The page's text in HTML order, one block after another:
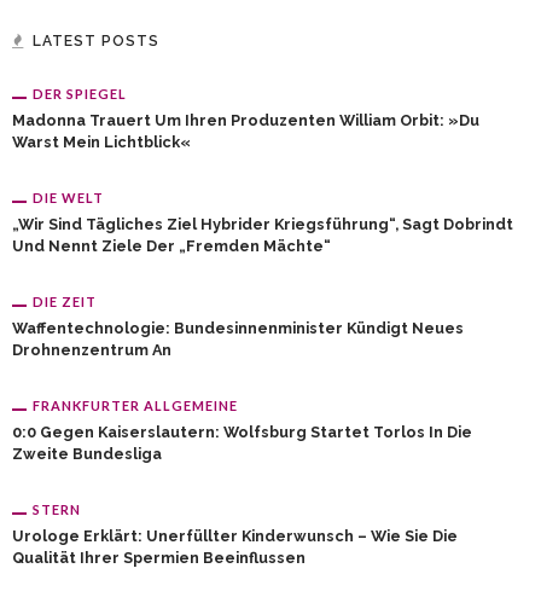
LATEST POSTS
DER SPIEGEL
Madonna Trauert Um Ihren Produzenten William Orbit: »Du
Warst Mein Lichtblick«
DIE WELT
„Wir Sind Tägliches Ziel Hybrider Kriegsführung“, Sagt Dobrindt
Und Nennt Ziele Der „fremden Mächte“
DIE ZEIT
Waffentechnologie: Bundesinnenminister Kündigt Neues
Drohnenzentrum An
FRANKFURTER ALLGEMEINE
0:0 Gegen Kaiserslautern: Wolfsburg Startet Torlos In Die
Zweite Bundesliga
STERN
Urologe Erklärt: Unerfüllter Kinderwunsch – Wie Sie Die
Qualität Ihrer Spermien Beeinflussen